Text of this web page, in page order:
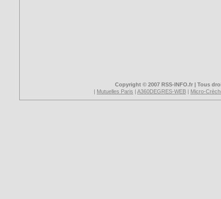
Copyright © 2007 RSS-INFO.fr | Tous
| Mutuelles Paris | A360DEGRES-WEB | Micro-